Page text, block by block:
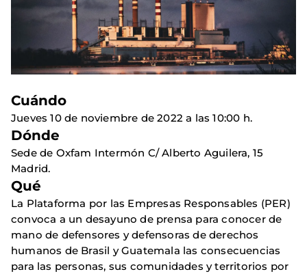
Cuándo
Jueves 10 de noviembre de 2022 a las 10:00 h.
Dónde
Sede de Oxfam Intermón C/ Alberto Aguilera, 15
Madrid.
Qué
La Plataforma por las Empresas Responsables (PER)
convoca a un desayuno de prensa para conocer de
mano de defensores y defensoras de derechos
humanos de Brasil y Guatemala las consecuencias
para las personas, sus comunidades y territorios por